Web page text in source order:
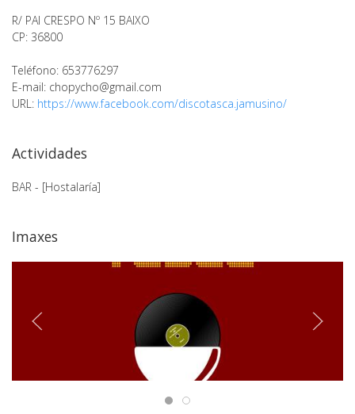
R/ PAI CRESPO Nº 15 BAIXO
CP: 36800
Teléfono: 653776297
E-mail: chopycho@gmail.com
URL: https://www.facebook.com/discotasca.jamusino/
Actividades
BAR - [Hostalaría]
Imaxes